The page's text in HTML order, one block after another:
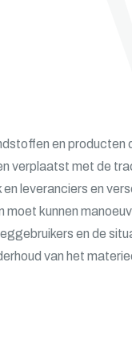
en
verplaatst met de
leveranciers en
kunnen
en de
van het